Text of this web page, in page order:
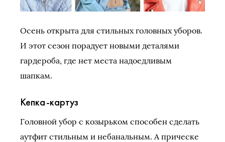
Осень открыта для стильных головных уборов.
И этот сезон порадует новыми деталями
гардероба, где нет места надоедливым
шапкам.
Кепка-картуз
Головной убор с козырьком способен сделать
аутфит стильным и небанальным. А прическе